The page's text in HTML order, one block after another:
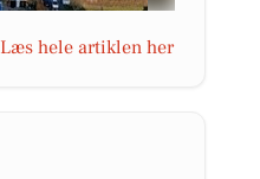
Læs hele artiklen her